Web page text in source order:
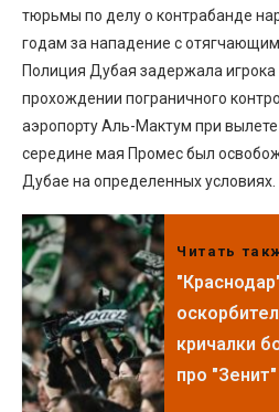
тюрьмы по делу о контрабанде
годам за нападение с
Полиция Дубая задержала
прохождении пограничного
аэропорту Аль-Мактум при
середине мая Промес был
Дубае на определенных условиях.
Читать
кричалки
про "Зенит"